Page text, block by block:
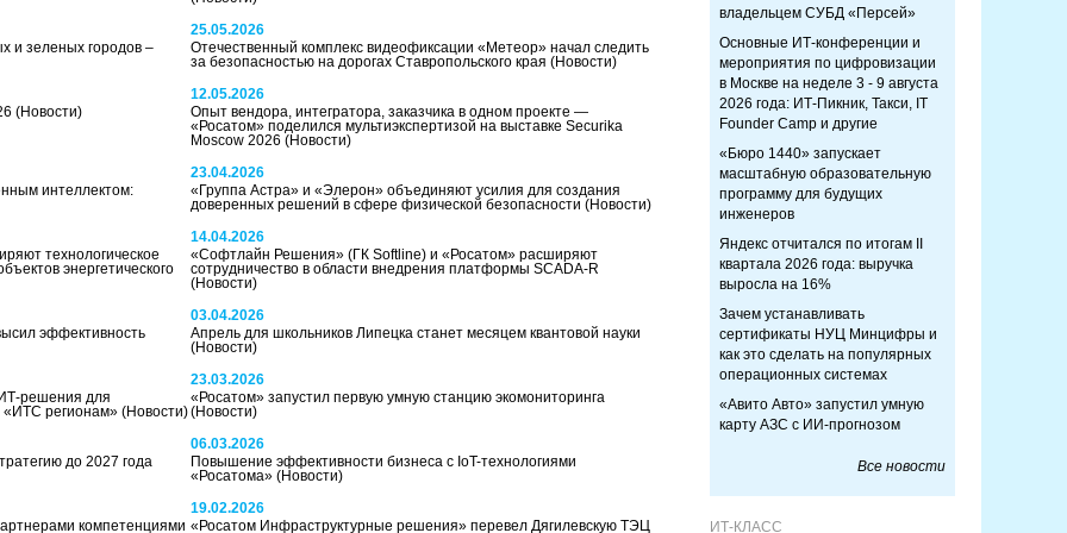
и зеленых городов –
25.05.2026
Отечественный комплекс видеофиксации «Метеор» начал следить
за безопасностью на дорогах Ставропольского края (Новости)
(Новости)
12.05.2026
Опыт вендора, интегратора, заказчика в одном проекте ―
«Росатом» поделился мультиэкспертизой на выставке Securika
Moscow 2026 (Новости)
интеллектом:
23.04.2026
«Группа Астра» и «Элерон» объединяют усилия для создания
доверенных решений в сфере физической безопасности (Новости)
технологическое
энергетического
14.04.2026
«Софтлайн Решения» (ГК Softline) и «Росатом» расширяют
сотрудничество в области внедрения платформы SCADA-R
(Новости)
эффективность
03.04.2026
Апрель для школьников Липецка станет месяцем квантовой науки
(Новости)
решения для
«ИТС регионам» (Новости)
23.03.2026
«Росатом» запустил первую умную станцию экомониторинга
(Новости)
до 2027 года
06.03.2026
Повышение эффективности бизнеса с IoT-технологиями
«Росатома» (Новости)
компетенциями
19.02.2026
«Росатом Инфраструктурные решения» перевел Дягилевскую ТЭЦ
владельцем СУБД «Персей»
Основные ИТ-конференции и
мероприятия по цифровизации
в Москве на неделе 3 - 9 августа
2026 года: ИТ-Пикник, Такси, IT
Founder Camp и другие
«Бюро 1440» запускает
масштабную образовательную
программу для будущих
инженеров
Яндекс отчитался по итогам II
квартала 2026 года: выручка
выросла на 16%
Зачем устанавливать
сертификаты НУЦ Минцифры и
как это сделать на популярных
операционных системах
«Авито Авто» запустил умную
карту АЗС с ИИ-прогнозом
Все новости
ИТ-КЛАСС